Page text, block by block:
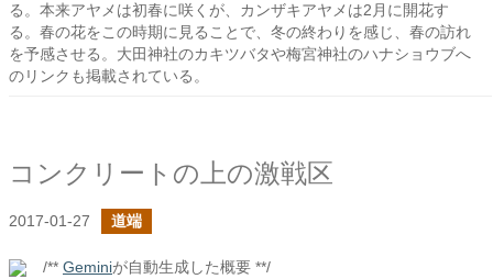
る。本来アヤメは初春に咲くが、カンザキアヤメは2月に開花す
る。春の花をこの時期に見ることで、冬の終わりを感じ、春の訪れ
を予感させる。大田神社のカキツバタや梅宮神社のハナショウブへ
のリンクも掲載されている。
コンクリートの上の激戦区
2017-01-27 道端
/** Geminiが自動生成した概要 **/